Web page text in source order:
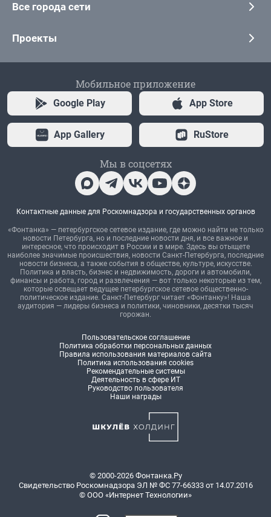
Все города сети
Проекты
Мобильное приложение
Google Play App Store
App Gallery RuStore
Мы в соцсетях
Контактные данные для Роскомнадзора и государственных органов
«Фонтанка» — петербургское сетевое издание, где можно найти не только
новости Петербурга, но и последние новости дня, и все важное и
интересное, что происходит в России и в мире. Здесь вы отыщете
наиболее значимые происшествия, новости Санкт-Петербурга, последние
новости бизнеса, а также события в обществе, культуре, искусстве.
Политика и власть, бизнес и недвижимость, дороги и автомобили,
финансы и работа, город и развлечения — вот только некоторые из тем,
которые освещает ведущее петербургское сетевое общественно-
политическое издание. Санкт-Петербург читает «Фонтанку»! Наша
аудитория — лидеры бизнеса и политики, чиновники, десятки тысяч
горожан.
Пользовательское соглашение
Политика обработки персональных данных
Правила использования материалов сайта
Политика использования cookies
Рекомендательные системы
Деятельность в сфере ИТ
Руководство пользователя
Наши награды
© 2000-2026 Фонтанка.Ру
Свидетельство Роскомнадзора ЭЛ № ФС 77-66333 от 14.07.2016
© ООО «Интернет Технологии»